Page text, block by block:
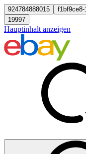
924784888015
f1bf9ce8-
19997
Hauptinhalt anzeigen